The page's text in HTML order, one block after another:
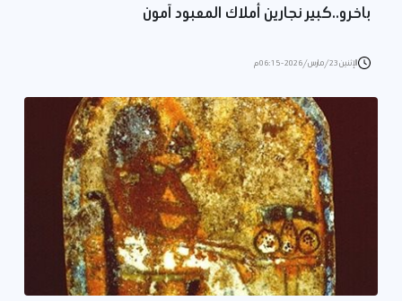
باخرو..كبير نجارين أملاك المعبود آمون
الإثنين 23/مارس/2026 - 06:15 م